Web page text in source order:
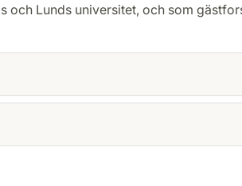
och Lunds universitet, och som